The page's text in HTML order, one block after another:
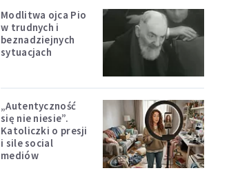
Modlitwa ojca Pio
w trudnych i
beznadziejnych
sytuacjach
„Autentyczność
się nie niesie”.
Katoliczki o presji
i sile social
mediów